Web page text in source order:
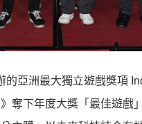
亞洲最大獨立遊戲獎項
奪下年度大獎「最佳遊戲